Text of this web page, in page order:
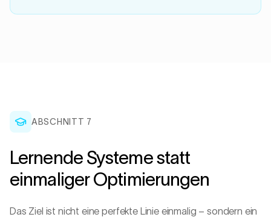
ABSCHNITT 7
Lernende Systeme statt
einmaliger Optimierungen
Das Ziel ist nicht eine perfekte Linie einmalig – sondern ein